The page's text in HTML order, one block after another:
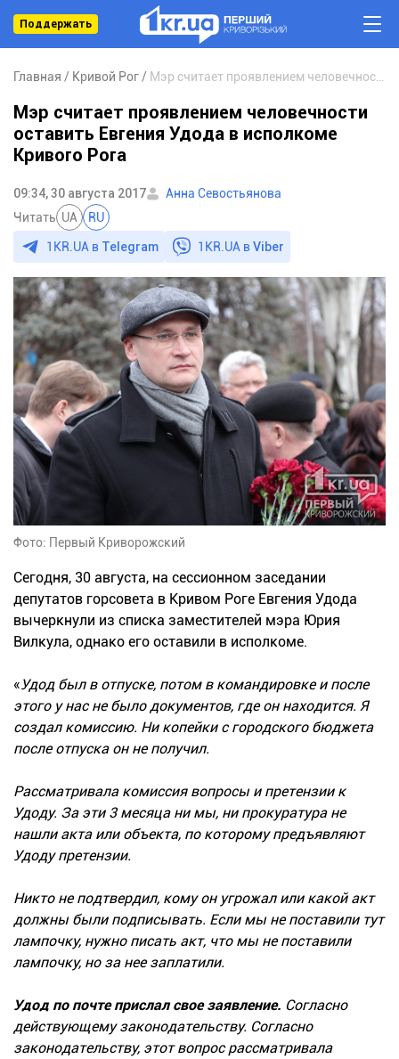
Поддержать
Главная Кривой Рог
Мэр считает проявлением человечности
оставить Евгения Удода в исполкоме
Кривого Рога
09:34, 30 августа 2017
Анна Севостьянова
Читать UA RU
1KR.UA в Telegram 1KR.UA вViber
Фото: Первый Криворожский
Сегодня, 30 августа, на сессионном заседании
депутатов горсовета в Кривом Роге Евгения Удода
вычеркнули из списка заместителей мэра Юрия
Вилкула, однако его оставили в исполкоме.
«Удод был в отпуске, потом в командировке и после
этого у нас не было документов, где он находится. Я
создал комиссию. Ни копейки с городского бюджета
после отпуска он не получил.
Рассматривала комиссия вопросы и претензии к
Удоду. За эти 3 месяца ни мы, ни прокуратура не
нашли акта или объекта, по которому предъявляют
Удоду претензии.
Никто не подтвердил, кому он угрожал или какой акт
должны были подписывать. Если мы не поставили тут
лампочку, нужно писать акт, что мы не поставили
лампочку, но за нее заплатили.
Удод по почте прислал свое заявление. Согласно
действующему законодательству. Согласно
законодательству, этот вопрос рассматривала